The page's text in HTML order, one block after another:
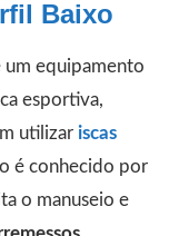
Baixo
um equipamento
esportiva,
utilizar iscas
é conhecido por
o manuseio e